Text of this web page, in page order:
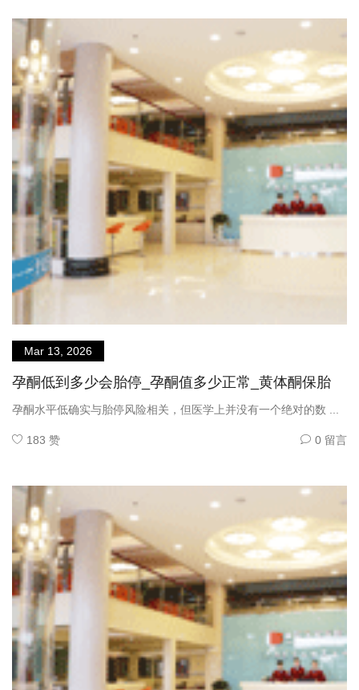
Mar 13, 2026
孕酮低到多少会胎停_孕酮值多少正常_黄体酮保胎
孕酮水平低确实与胎停风险相关，但医学上并没有一个绝对的数 ...
183 赞 0 留言